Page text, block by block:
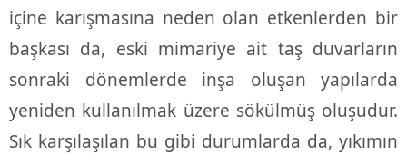
içine karışmasına neden olan etkenlerden bir
başkası da, eski mimariye ait taş duvarların
sonraki dönemlerde inşa oluşan yapılarda
yeniden kullanılmak üzere sökülmüş oluşudur.
Sık karşılaşılan bu gibi durumlarda da, yıkımın